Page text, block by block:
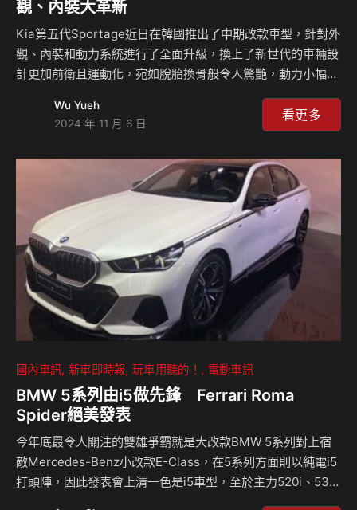
觀、內裝大革新
Kia第五代Sportage近日在韓國推出了中期改款車型，針對外
觀、內裝和動力系統進行了全面升級，換上了新世代的車輛設
計更加前衛且運動化，宛如脫胎換骨般令人驚艷，動力小幅升
自排系統，在市場上將會更有競爭力，其他市場部分預計將會
在明年陸續上市。 小改過後的Sportage車頭造型更加銳利，
徵，重新設計的進氣格柵和進氣口營造出自信且挺拔的形象，
車側除了新設計的前葉子板外，輪圈也有著17、18、19吋的配
置，其他部分基本沿用現有車款設計，齁方換上新的LED尾燈
設計，加上後保險桿有著細微變動，…
Wu Yueh
2024 年 11 月 6 日
看更多
國內車訊 新車即時報 玩車用聽的！ 電動車訊
BMW 5系列由i5做先鋒 Ferrari Roma
Spider絕美發表
今年底最令人關注的雙雄爭霸就是大改款BMW 5系列對上宿
敵Mercedes-Benz小改款E-Class，在5系列方面則以純電i5
打頭陣，因此發表會上清一色是i5車型，至於主力520i、530i